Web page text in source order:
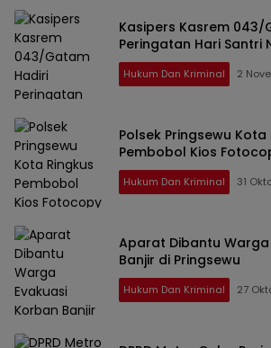
Kasipers Kasrem 043/
Peringatan Hari Santri
Hukum Dan Kriminal 2
Polsek Pringsewu Kota
Pembobol Kios
Hukum Dan Kriminal 31
Aparat Dibantu Warga
Banjir di Pringsewu
Hukum Dan Kriminal 27